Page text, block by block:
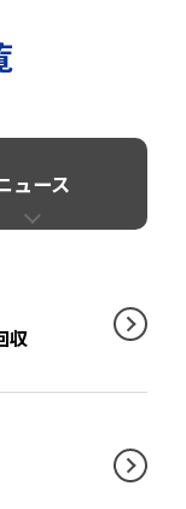
ュース
収